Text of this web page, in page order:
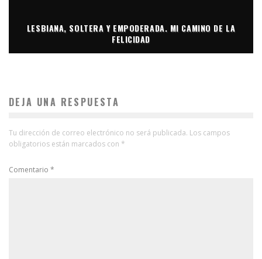
LESBIANA, SOLTERA Y EMPODERADA. MI CAMINO DE LA
FELICIDAD
DEJA UNA RESPUESTA
Tu dirección de correo electrónico no será publicada. Los campos
obligatorios están marcados con *
Comentario *